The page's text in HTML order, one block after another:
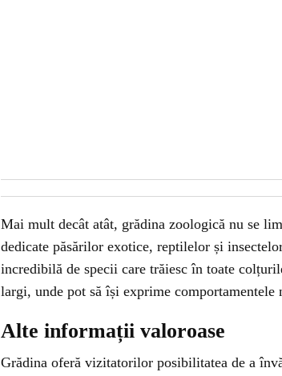
Mai mult decât atât, grădina zoologică nu se
dedicate păsărilor exotice, reptilelor și
incredibilă de specii care trăiesc în toate
largi, unde pot să își exprime comportamentele
Alte informații valoroase
Grădina oferă vizitatorilor posibilitatea de a